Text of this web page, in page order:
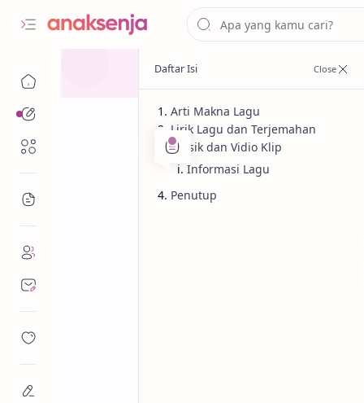
Analisis
Lirik Lagu Did
Morning? –
Arti Makna Lagu
Lirik Lagu dan Terjemahan
Musik dan Vidio Klip
Informasi Lagu
Penutup